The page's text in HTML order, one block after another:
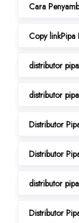
Cara
Copy
distributor
distributor
Distributor
Distributor
distributor
Distributor